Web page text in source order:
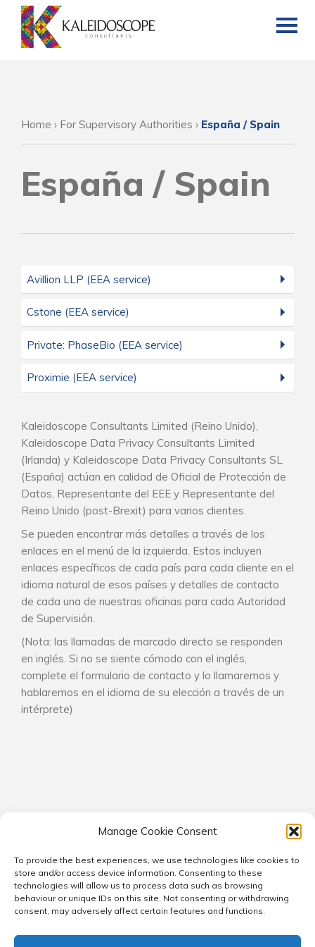
Manage Cookie Consent
To provide the best experiences, we use technologies like cookies to
store and/or access device information. Consenting to these
technologies will allow us to process data such as browsing
behaviour or unique IDs on this site. Not consenting or withdrawing
consent, may adversely affect certain features and functions.
Home › For Supervisory Authorities › España / Spain
España / Spain
Avillion LLP (EEA service)
Cstone (EEA service)
Private: PhaseBio (EEA service)
Proximie (EEA service)
Kaleidoscope Consultants Limited (Reino Unido),
Kaleidoscope Data Privacy Consultants Limited
(Irlanda) y Kaleidoscope Data Privacy Consultants SL
(España) actúan en calidad de Oficial de Protección de
Datos, Representante del EEE y Representante del
Reino Unido (post-Brexit) para varios clientes.
Se pueden encontrar más detalles a través de los
enlaces en el menú de la izquierda. Estos incluyen
enlaces específicos de cada país para cada cliente en el
idioma natural de esos países y detalles de contacto
de cada una de nuestras oficinas para cada Autoridad
de Supervisión.
(Nota: las llamadas de marcado directo se responden
en inglés. Si no se siente cómodo con el inglés,
complete el formulario de contacto y lo llamaremos y
hablaremos en el idioma de su elección a través de un
intérprete)
© 2026 Kaleidoscope Consultants. All rights reserved.
Privacy Notice
Contact
Company Structure
Cookie Policy (EU)
Cookie Policy (UK)